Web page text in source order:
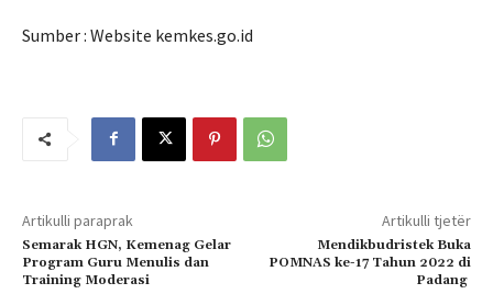
Sumber : Website kemkes.go.id
Artikulli paraprak
Semarak HGN, Kemenag Gelar
Program Guru Menulis dan
Training Moderasi
Artikulli tjetër
Mendikbudristek Buka
POMNAS ke-17 Tahun 2022 di
Padang